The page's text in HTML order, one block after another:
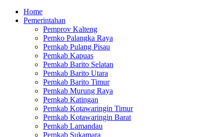
Home
Pemerintahan
Pemprov Kalteng
Pemko Palangka Raya
Pemkab Pulang Pisau
Pemkab Kapuas
Pemkab Barito Selatan
Pemkab Barito Utara
Pemkab Barito Timur
Pemkab Murung Raya
Pemkab Katingan
Pemkab Kotawaringin Timur
Pemkab Kotawaringin Barat
Pemkab Lamandau
Pemkab Sukamara